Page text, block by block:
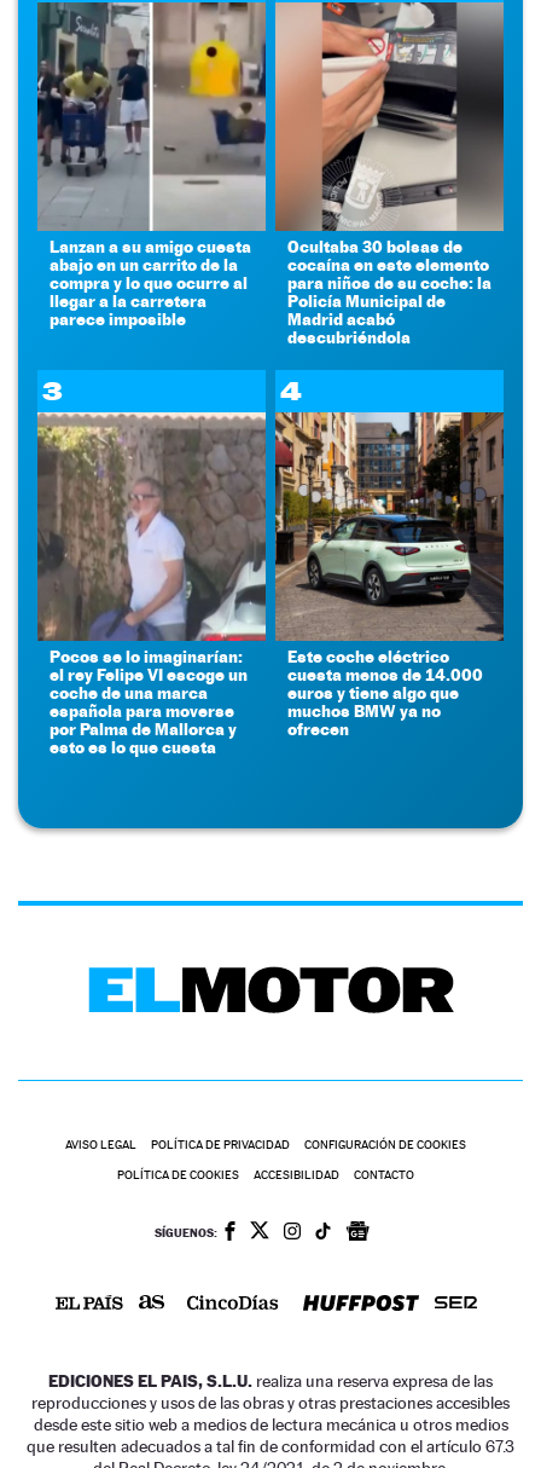
Lanzan a su amigo cuesta
abajo en un carrito de la
compra y lo que ocurre al
llegar a la carretera
parece imposible
Ocultaba 30 bolsas de
cocaína en este elemento
para niños de su coche: la
Policía Municipal de
Madrid acabó
descubriéndola
3
Pocos se lo imaginarían:
el rey Felipe VI escoge un
coche de una marca
española para moverse
por Palma de Mallorca y
esto es lo que cuesta
4
Este coche eléctrico
cuesta menos de 14.000
euros y tiene algo que
muchos BMW ya no
ofrecen
AVISO LEGAL POLÍTICA DE PRIVACIDAD CONFIGURACIÓN DE COOKIES
POLÍTICA DE COOKIES ACCESIBILIDAD CONTACTO
SÍGUENOS:
EDICIONES EL PAIS, S.L.U. realiza una reserva expresa de las
reproducciones y usos de las obras y otras prestaciones accesibles
desde este sitio web a medios de lectura mecánica u otros medios
que resulten adecuados a tal fin de conformidad con el artículo 67.3